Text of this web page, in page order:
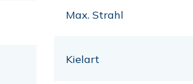
Max. Strahl
Kielart